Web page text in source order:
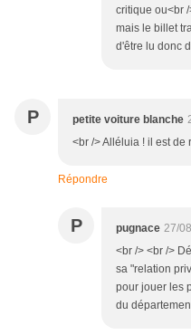
critique ou<br
mais le billet
d'être lu donc
P petite voiture blanche
<br /> Alléluia ! il est de
Répondre
P pugnace 27/
<br /> <br />
sa "relation
pour jouer les
du